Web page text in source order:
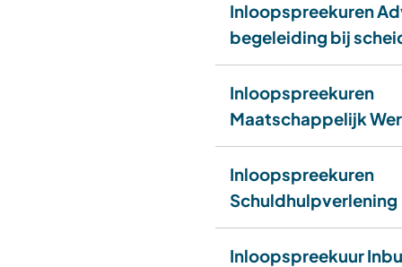
Inloopspreekuren
begeleiding bij
Inloopspreekuren
Maatschappelijk
Inloopspreekuren
Schuldhulpverlening
Inloopspreekuur